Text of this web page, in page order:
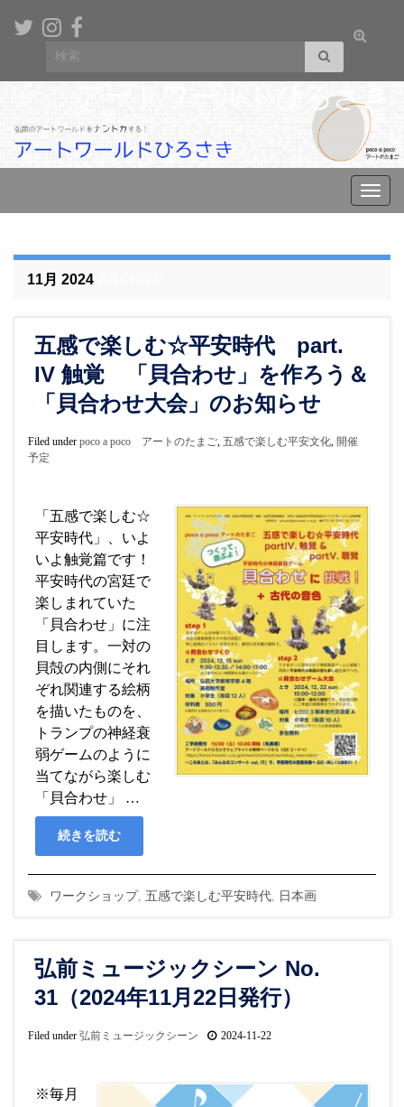
Toggle
form
Search for:
アートワールドひろさき
11月 2024
五感で楽しむ☆平安時代 part.
IV 触覚 「貝合わせ」を作ろう＆
「貝合わせ大会」のお知らせ
Filed under poco a poco アートのたまご, 五感で楽しむ平安文化, 開催
予定
「五感で楽しむ☆
平安時代」、いよ
いよ触覚篇です！
平安時代の宮廷で
楽しまれていた
「貝合わせ」に注
目します。一対の
貝殻の内側にそれ
ぞれ関連する絵柄
を描いたものを、
トランプの神経衰
弱ゲームのように
当てながら楽しむ
「貝合わせ」 …
続きを読む
ワークショップ, 五感で楽しむ平安時代 日本画
弘前ミュージックシーン No.
31（2024年11月22日発行）
Filed under 弘前ミュージックシーン 2024-11-22
※毎月